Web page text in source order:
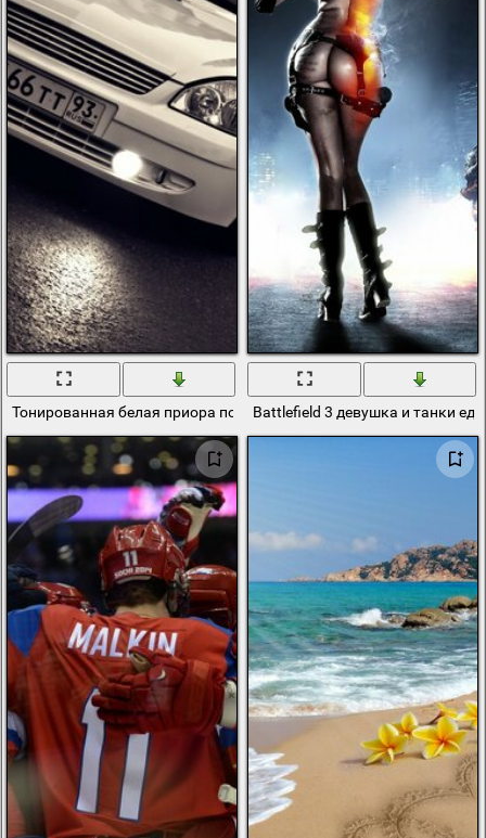
Тонированная белая приора по московской дороге
Battlefield 3 девушка и танки